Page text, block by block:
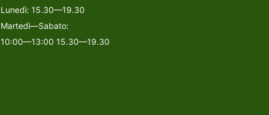
Lunedì: 15.30—19.30
Martedì—Sabato:
10:00—13:00 15.30—19.30